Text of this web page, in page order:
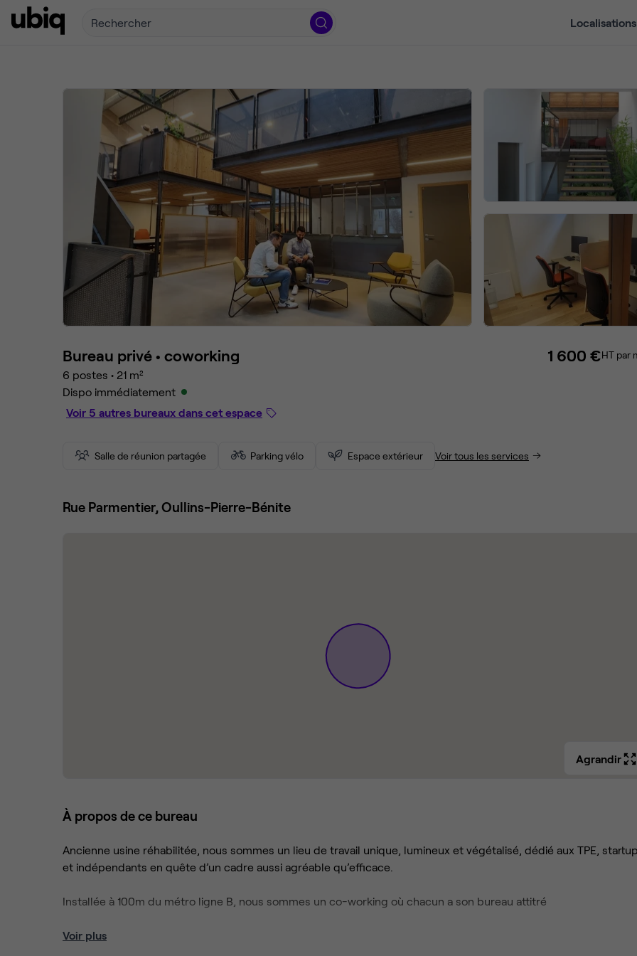
Rechercher Localisations
Bureau privé • coworking
6 postes • 21 m²
Dispo immédiatement
Voir 5 autres bureaux dans cet espace
1 600 €HT par
Salle de réunion partagée Parking vélo Espace extérieur Voir tous les services
Rue Parmentier, Oullins-Pierre-Bénite
Agrandir
À propos de ce bureau
Ancienne usine réhabilitée, nous sommes un lieu de travail unique, lumineux et végétalisé, dédié aux TPE,
et indépendants en quête d’un cadre aussi agréable qu’efficace.
Installée à 100m du métro ligne B, nous sommes un co-working où chacun a son bureau attitré
🧩 Deux formats possibles :
Voir plus